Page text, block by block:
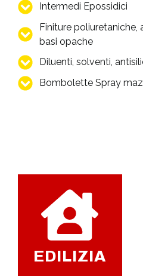
Intermedi Epossidici
Finiture poliuretaniche,
basi opache
Diluenti, solventi,
Bombolette Spray
EDILIZIA